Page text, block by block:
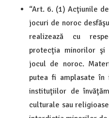
“Art. 6. (1) Acţiunile
jocuri de noroc
realizează cu
protecţia minorilor şi
jocul de noroc.
putea fi amplasate în
instituţiilor de
culturale sau